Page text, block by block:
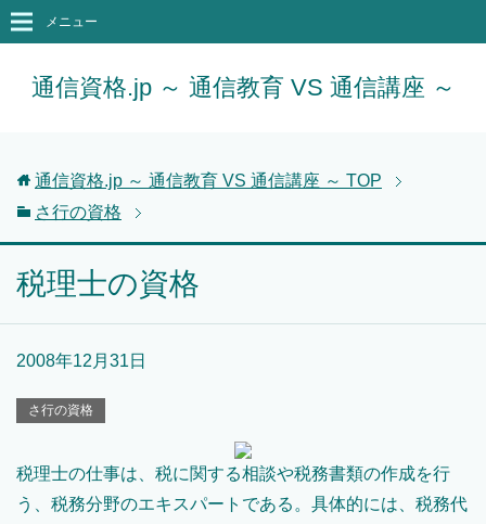
通信資格.jp ～ 通信教育 VS 通信講座 ～
メニュー
通信資格.jp ～ 通信教育 VS 通信講座 ～ TOP
さ行の資格
税理士の資格
2008年12月31日
さ行の資格
税理士の仕事は、税に関する相談や税務書類の作成を行
う、税務分野のエキスパートである。具体的には、税務代